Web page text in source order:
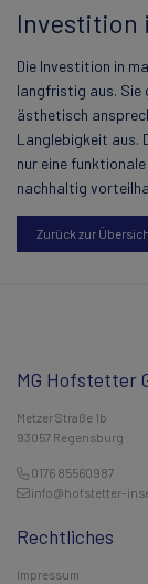
Zurück zur
Investition
Die Investition in
langfristig aus. Sie
ästhetisch
Langlebigkeit aus.
nur eine
nachhaltig
MG Hofstetter
Metzer Straße 1b
93057 Regensburg
0176 85560987
info@hofstetter-
Rechtliches
Impressum